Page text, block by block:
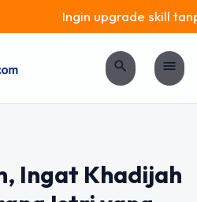
Ingin upgrade skill
search menu
Ingat Khadijah